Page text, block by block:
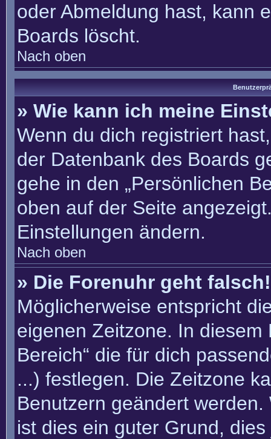
oder Abmeldung hast, kann
Boards löscht.
Nach oben
» Wie kann ich meine
Wenn du dich registriert
der Datenbank des Boards
gehe in den „Persönlichen
oben auf der Seite
Einstellungen ändern.
Nach oben
» Die Forenuhr geht falsch!
Möglicherweise entspricht
eigenen Zeitzone. In diesem
Bereich“ die für dich
...) festlegen. Die Zeitzone
Benutzern geändert
ist dies ein guter Grund,